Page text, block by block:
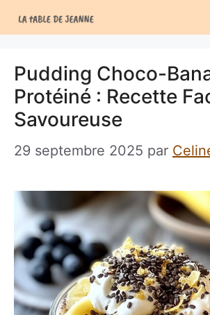
au
Pudding Choco-
Protéiné : Recette
Savoureuse
29 septembre 2025 par